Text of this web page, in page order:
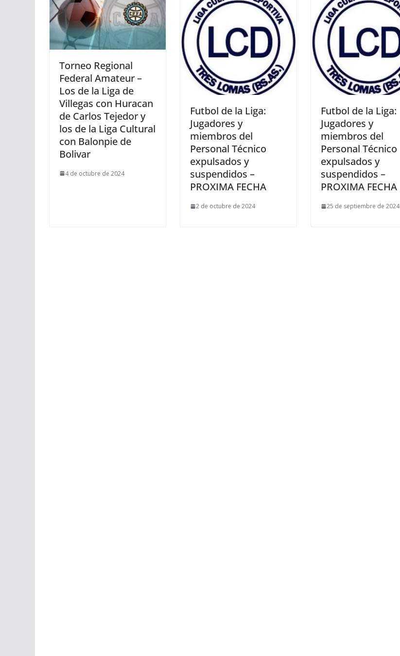
Torneo Regional
Federal Amateur –
Los de la Liga de
Villegas con Huracan
de Carlos Tejedor y
los de la Liga Cultural
con Balonpie de
Bolivar
4 de octubre de 2024
Futbol de la Liga:
Jugadores y
miembros del
Personal Técnico
expulsados y
suspendidos –
PROXIMA FECHA
2 de octubre de 2024
Futbol de la Liga:
Jugadores y
miembros del
Personal Técnico
expulsados y
suspendidos –
PROXIMA FECHA
25 de septiembre de 2024